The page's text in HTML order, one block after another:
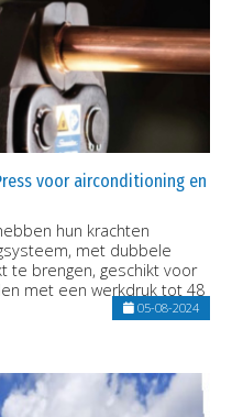
voor airconditioning en
hun krachten
met dubbele
te brengen, geschikt voor
met een werkdruk tot 48
05-08-2024